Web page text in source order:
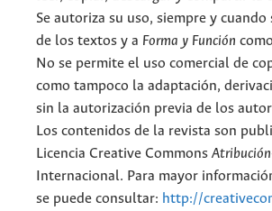
Se autoriza su uso, siempre y
de los textos y a Forma y Función
No se permite el uso comercial de
como tampoco la adaptación,
sin la autorización previa de los
Los contenidos de la revista son
Licencia Creative Commons
Internacional. Para mayor
se puede consultar: http://